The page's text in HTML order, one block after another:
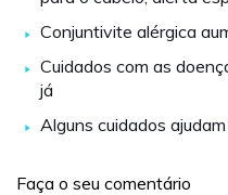
Conjuntivite alérgica
Cuidados com as
já
Alguns cuidados
Faça o seu comentário